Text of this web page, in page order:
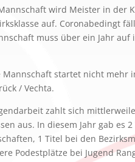
wird Meister in der
auf. Coronabedingt
muss über ein Jahr auf
Mannschaft startet nicht mehr
/ Vechta.
zahlt sich
aus. In diesem Jahr gab es
1 Titel bei den
Podestplätze bei Jugend